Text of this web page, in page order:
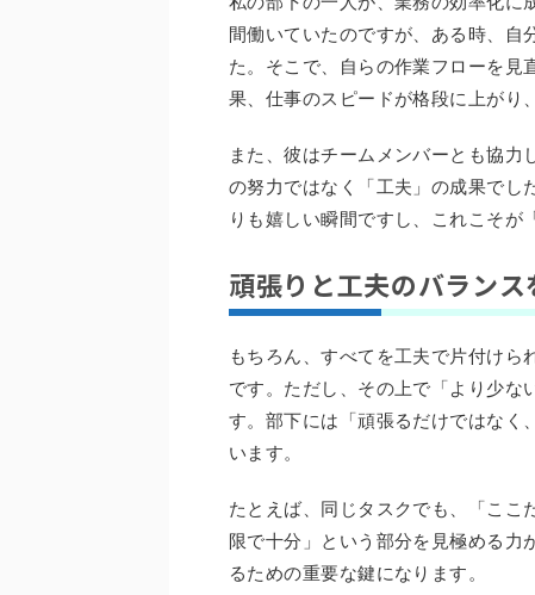
間働いていたのですが、ある時、自
た。そこで、自らの作業フローを見
果、仕事のスピードが格段に上がり
また、彼はチームメンバーとも協
の努力ではなく「工夫」の成果でし
りも嬉しい瞬間ですし、これこそが
頑張りと工夫のバランス
もちろん、すべてを工夫で片付けら
です。ただし、その上で「より少な
す。部下には「頑張るだけではなく
います。
たとえば、同じタスクでも、「ここ
限で十分」という部分を見極める力
るための重要な鍵になります。